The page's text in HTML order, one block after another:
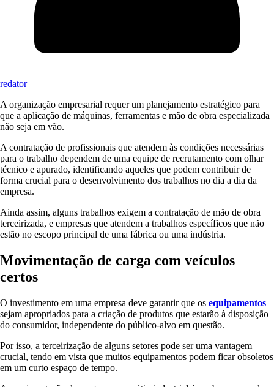
redator
A organização empresarial requer um planejamento estratégico para
que a aplicação de máquinas, ferramentas e mão de obra especializada
não seja em vão.
A contratação de profissionais que atendem às condições necessárias
para o trabalho dependem de uma equipe de recrutamento com olhar
técnico e apurado, identificando aqueles que podem contribuir de
forma crucial para o desenvolvimento dos trabalhos no dia a dia da
empresa.
Ainda assim, alguns trabalhos exigem a contratação de mão de obra
terceirizada, e empresas que atendem a trabalhos específicos que não
estão no escopo principal de uma fábrica ou uma indústria.
Movimentação de carga com veículos
certos
O investimento em uma empresa deve garantir que os equipamentos
sejam apropriados para a criação de produtos que estarão à disposição
do consumidor, independente do público-alvo em questão.
Por isso, a terceirização de alguns setores pode ser uma vantagem
crucial, tendo em vista que muitos equipamentos podem ficar obsoletos
em um curto espaço de tempo.